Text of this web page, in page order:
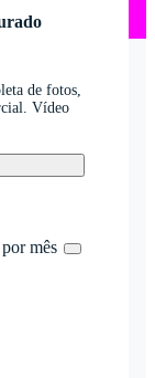
de fotos,
Vídeo
mês